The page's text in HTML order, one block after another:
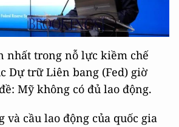
nhất trong nỗ lực kiềm chế
Dự trữ Liên bang (Fed) giờ
Mỹ không có đủ lao động.
và cầu lao động của quốc gia